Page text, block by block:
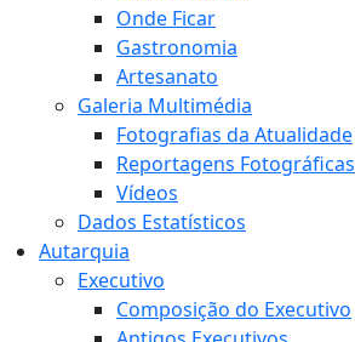
Onde Ficar
Gastronomia
Artesanato
Galeria Multimédia
Fotografias da Atualidade
Reportagens Fotográficas
Vídeos
Dados Estatísticos
Autarquia
Executivo
Composição do Executivo